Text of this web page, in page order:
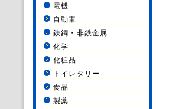
電機
自動車
鉄鋼・非鉄金属
化学
化粧品
トイレタリー
食品
製薬